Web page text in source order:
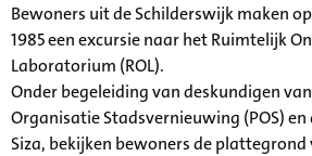
Bewoners uit de Schilderswijk maken
1985 een excursie naar het Ruimtelijk
Laboratorium (ROL).
Onder begeleiding van deskundigen
Organisatie Stadsvernieuwing (POS)
Siza, bekijken bewoners de plattegrond